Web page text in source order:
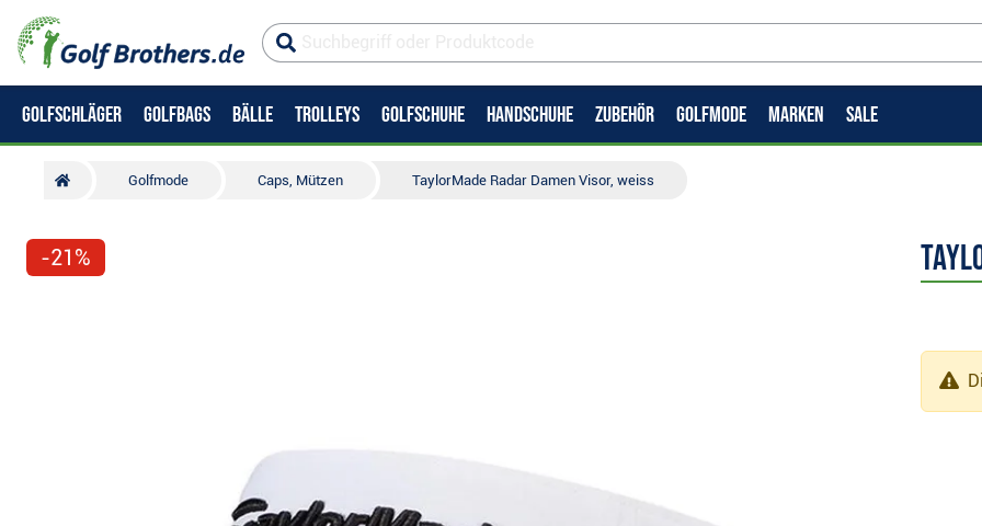
GOLFSCHLÄGER GOLFBAGS BÄLLE TROLLEYS GOLFSCHUHE HANDSCHUHE ZUBEHÖR GOLFMODE MARKEN SALE
Golfmode Caps, Mützen TaylorMade Radar Damen Visor, weiss
-21%